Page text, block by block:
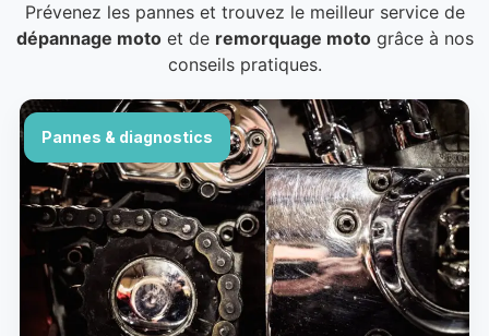
Prévenez les pannes et trouvez le meilleur service de
dépannage motoet de remorquage motogrâce à nos
conseils pratiques.
Pannes & diagnostics